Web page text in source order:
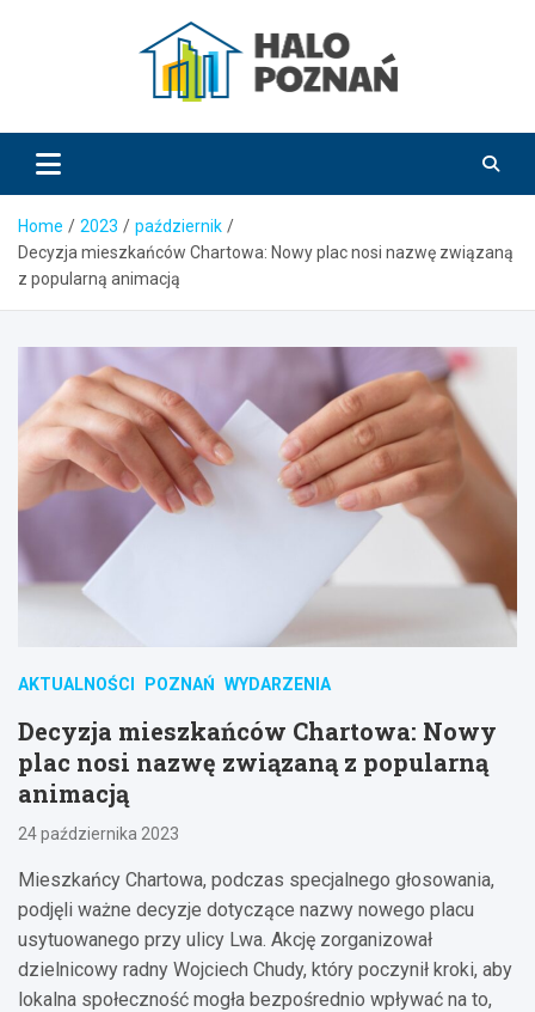
HaloPoznań.pl
Home 2023
październik
Decyzja mieszkańców Chartowa: Nowy plac nosi nazwę związaną
z popularną animacją
AKTUALNOŚCI POZNAŃ WYDARZENIA
Decyzja mieszkańców Chartowa: Nowy
plac nosi nazwę związaną z popularną
animacją
24 października 2023
Mieszkańcy Chartowa, podczas specjalnego głosowania,
podjęli ważne decyzje dotyczące nazwy nowego placu
usytuowanego przy ulicy Lwa. Akcję zorganizował
dzielnicowy radny Wojciech Chudy, który poczynił kroki, aby
lokalna społeczność mogła bezpośrednio wpływać na to,